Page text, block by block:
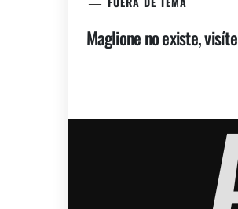
Maglione no existe,